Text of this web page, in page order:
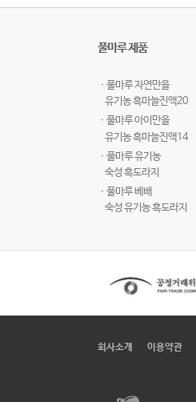
풀마루 제품
ㆍ풀마루 자연만을
유기농 흑마늘진액20
ㆍ풀마루 아이만을
유기농 흑마늘진액14
ㆍ풀마루 유기농
숙성 흑도라지
ㆍ풀마루 베배
숙성 유기농 흑도라지
회사소개 이용약관